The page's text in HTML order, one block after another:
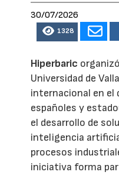
30/07/2026
1328
Hiperbaric
Universidad de
internacional en el
españoles y
el desarrollo de
inteligencia
procesos
iniciativa forma